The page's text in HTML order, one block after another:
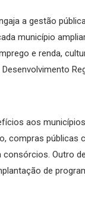
a gestão
município
e renda,
aos
compras públicas
consórcios. Outro
de